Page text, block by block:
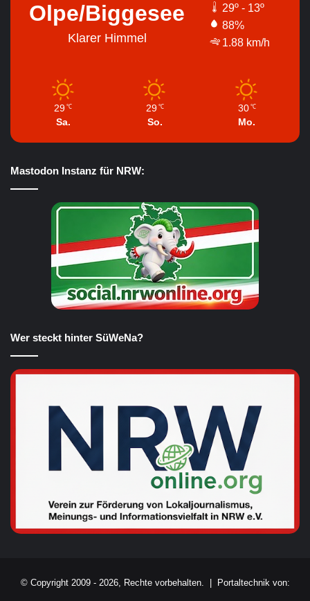
Olpe/Biggesee
Klarer Himmel
29º - 13º
88%
1.88 km/h
29 ℃
Sa.
29 ℃
So.
30 ℃
Mo.
Mastodon Instanz für NRW:
Wer steckt hinter SüWeNa?
© Copyright 2009 - 2026, Rechte vorbehalten. | Portaltechnik von: